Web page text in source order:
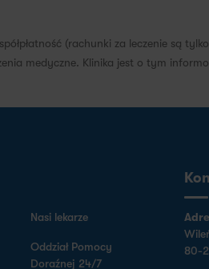
(rachunki za leczenie są
medyczne. Klinika jest o tym
Nasi lekarze
Oddział Pomocy
Doraźnej 24/7
80-